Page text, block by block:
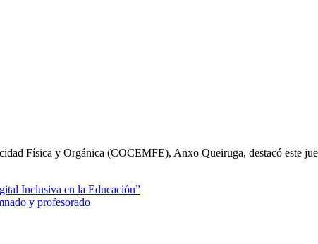
Física y Orgánica (COCEMFE), Anxo Queiruga, destacó este
y profesorado